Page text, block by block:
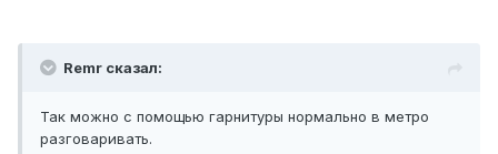
Remr сказал:
Так можно с помощью гарнитуры нормально в метро
разговаривать.